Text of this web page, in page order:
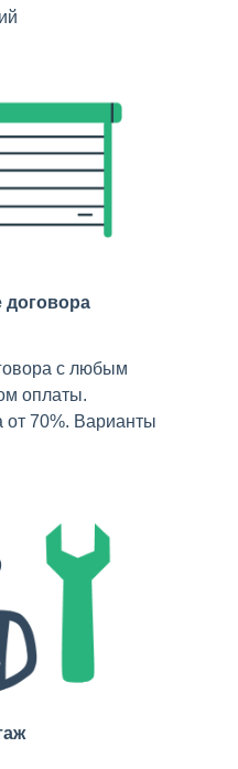
договора
с любым
оплаты.
от 70%. Варианты